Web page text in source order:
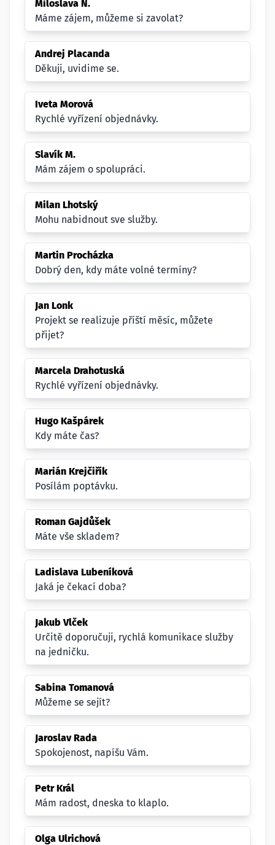
Miloslava N.
Máme zájem, můžeme si zavolat?
Andrej Placanda
Děkuji, uvidime se.
Iveta Morová
Rychlé vyřízení objednávky.
Slavík M.
Mám zájem o spolupráci.
Milan Lhotský
Mohu nabidnout sve služby.
Martin Procházka
Dobrý den, kdy máte volné termíny?
Jan Lonk
Projekt se realizuje příští měsíc, můžete
přijet?
Marcela Drahotuská
Rychlé vyřízení objednávky.
Hugo Kašpárek
Kdy máte čas?
Marián Krejčiřík
Posílám poptávku.
Roman Gajdůšek
Máte vše skladem?
Ladislava Lubeníková
Jaká je čekací doba?
Jakub Vlček
Určitě doporučuji, rychlá komunikace služby
na jedničku.
Sabina Tomanová
Můžeme se sejít?
Jaroslav Rada
Spokojenost, napíšu Vám.
Petr Král
Mám radost, dneska to klaplo.
Olga Ulrichová